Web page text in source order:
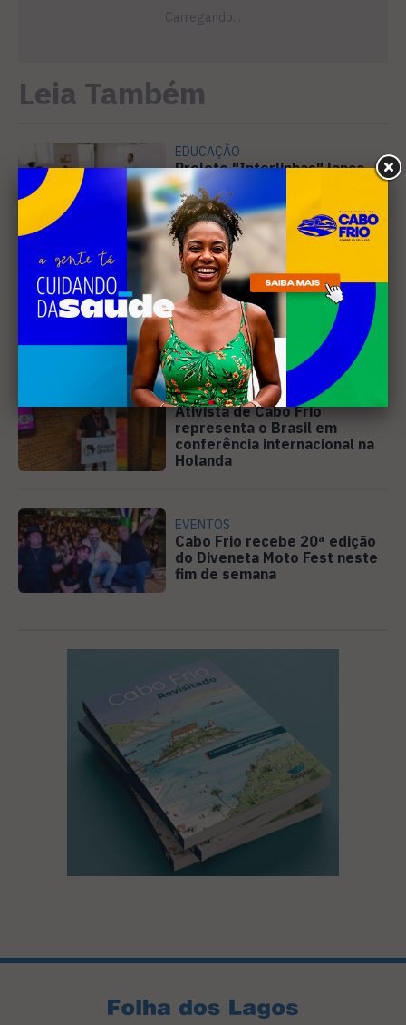
Leia Também
EDUCAÇÃO
Projeto "Interlinhas" lança
concurso de redação para
estudantes do ensino médio
em Cabo Frio
SANEAMENTO
Câmara de Búzios aprova
audiência pública para
discutir atuação e serviços
da Prolagos
DIREITOS HUMANOS
Ativista de Cabo Frio
representa o Brasil em
conferência internacional na
Holanda
EVENTOS
Cabo Frio recebe 20ª edição
do Diveneta Moto Fest neste
fim de semana